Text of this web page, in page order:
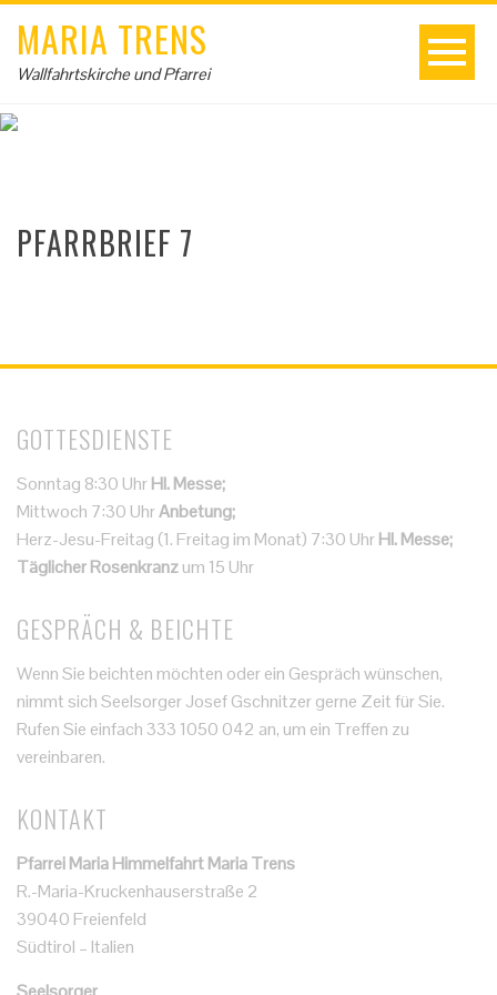
MARIA TRENS
Wallfahrtskirche und Pfarrei
PFARRBRIEF 7
GOTTESDIENSTE
Sonntag 8:30 UhrHl. Messe;
Mittwoch 7:30 UhrAnbetung;
Herz-Jesu-Freitag (1. Freitag im Monat) 7:30 UhrHl. Messe;
Täglicher Rosenkranzum 15 Uhr
GESPRÄCH & BEICHTE
Wenn Sie beichten möchten oder ein Gespräch wünschen,
nimmt sich Seelsorger Josef Gschnitzer gerne Zeit für Sie.
Rufen Sie einfach 333 1050 042 an, um ein Treffen zu
vereinbaren.
KONTAKT
Pfarrei Maria Himmelfahrt Maria Trens
R.-Maria-Kruckenhauserstraße 2
39040 Freienfeld
Südtirol – Italien